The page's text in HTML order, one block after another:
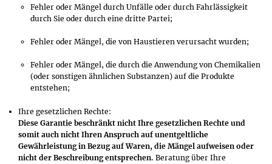
Fehler oder Mängel durch Unfälle oder durch Fahrlässigkeit
durch Sie oder durch eine dritte Partei;
Fehler oder Mängel, die von Haustieren verursacht wurden;
Fehler oder Mängel, die durch die Anwendung von Chemikalien
(oder sonstigen ähnlichen Substanzen) auf die Produkte
entstehen;
Ihre gesetzlichen Rechte:
Diese Garantie beschränkt nicht Ihre gesetzlichen Rechte und
somit auch nicht Ihren Anspruch auf unentgeltliche
Gewährleistung in Bezug auf Waren, die Mängel aufweisen oder
nicht der Beschreibung entsprechen. Beratung über Ihre